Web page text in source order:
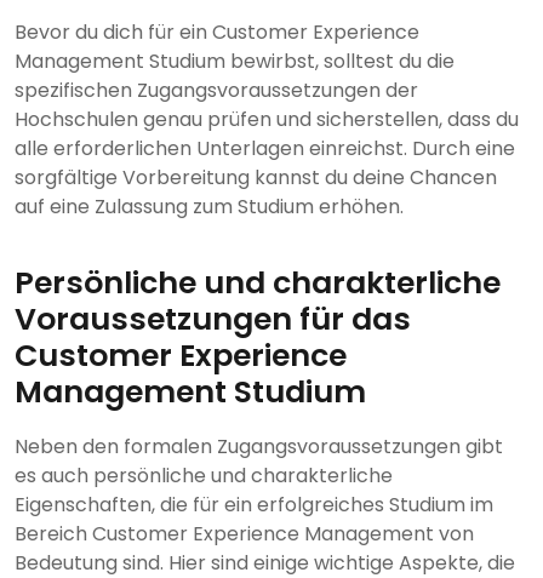
Bevor du dich für ein Customer Experience
Management Studium bewirbst, solltest du die
spezifischen Zugangsvoraussetzungen der
Hochschulen genau prüfen und sicherstellen, dass du
alle erforderlichen Unterlagen einreichst. Durch eine
sorgfältige Vorbereitung kannst du deine Chancen
auf eine Zulassung zum Studium erhöhen.
Persönliche und charakterliche
Voraussetzungen für das
Customer Experience
Management Studium
Neben den formalen Zugangsvoraussetzungen gibt
es auch persönliche und charakterliche
Eigenschaften, die für ein erfolgreiches Studium im
Bereich Customer Experience Management von
Bedeutung sind. Hier sind einige wichtige Aspekte, die